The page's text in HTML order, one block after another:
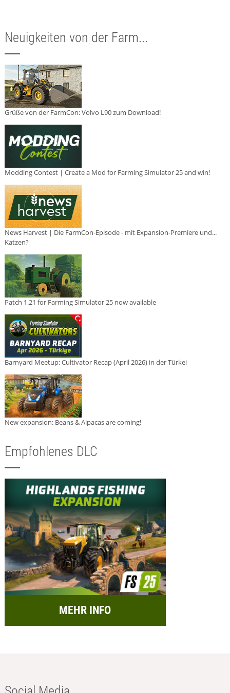
Neuigkeiten von der Farm...
Grüße von der FarmCon: Volvo L90 zum Download!
Modding Contest | Create a Mod for Farming Simulator 25 and win!
News Harvest | Die FarmCon-Episode - mit Expansion-Premiere und...
Katzen?
Patch 1.21 for Farming Simulator 25 now available
Barnyard Meetup: Cultivator Recap (April 2026) in der Türkei
New expansion: Beans & Alpacas are coming!
Empfohlenes DLC
MEHR INFO